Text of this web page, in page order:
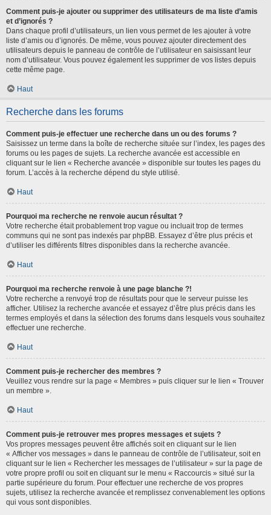
Comment puis-je ajouter ou supprimer des utilisateurs de ma liste d’amis
et d’ignorés ?
Dans chaque profil d’utilisateurs, un lien vous permet de les ajouter à votre
liste d’amis ou d’ignorés. De même, vous pouvez ajouter directement des
utilisateurs depuis le panneau de contrôle de l’utilisateur en saisissant leur
nom d’utilisateur. Vous pouvez également les supprimer de vos listes depuis
cette même page.
Haut
Recherche dans les forums
Comment puis-je effectuer une recherche dans un ou des forums ?
Saisissez un terme dans la boîte de recherche située sur l’index, les pages des
forums ou les pages de sujets. La recherche avancée est accessible en
cliquant sur le lien « Recherche avancée » disponible sur toutes les pages du
forum. L’accès à la recherche dépend du style utilisé.
Haut
Pourquoi ma recherche ne renvoie aucun résultat ?
Votre recherche était probablement trop vague ou incluait trop de termes
communs qui ne sont pas indexés par phpBB. Essayez d’être plus précis et
d’utiliser les différents filtres disponibles dans la recherche avancée.
Haut
Pourquoi ma recherche renvoie à une page blanche ?!
Votre recherche a renvoyé trop de résultats pour que le serveur puisse les
afficher. Utilisez la recherche avancée et essayez d’être plus précis dans les
termes employés et dans la sélection des forums dans lesquels vous souhaitez
effectuer une recherche.
Haut
Comment puis-je rechercher des membres ?
Veuillez vous rendre sur la page « Membres » puis cliquer sur le lien « Trouver
un membre ».
Haut
Comment puis-je retrouver mes propres messages et sujets ?
Vos propres messages peuvent être affichés soit en cliquant sur le lien
« Afficher vos messages » dans le panneau de contrôle de l’utilisateur, soit en
cliquant sur le lien « Rechercher les messages de l’utilisateur » sur la page de
votre propre profil ou soit en cliquant sur le menu « Raccourcis » situé sur la
partie supérieure du forum. Pour effectuer une recherche de vos propres
sujets, utilisez la recherche avancée et remplissez convenablement les options
qui vous sont disponibles.